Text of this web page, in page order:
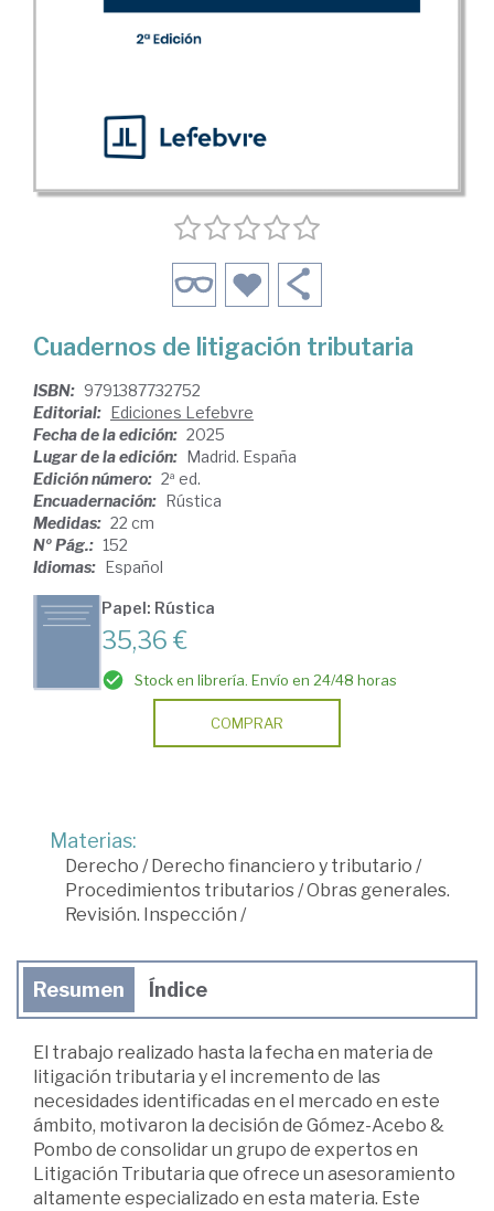
Cuadernos de litigación tributaria
ISBN: 9791387732752
Editorial: Ediciones Lefebvre
Fecha de la edición: 2025
Lugar de la edición: Madrid. España
Edición número: 2ª ed.
Encuadernación: Rústica
Medidas: 22 cm
Nº Pág.: 152
Idiomas: Español
Papel: Rústica
35,36 €
Stock en librería. Envío en 24/48 horas
COMPRAR
Materias:
Derecho /Derecho financiero y tributario /
Procedimientos tributarios/Obras generales.
Revisión. Inspección /
Resumen Índice
El trabajo realizado hasta la fecha en materia de
litigación tributaria y el incremento de las
necesidades identificadas en el mercado en este
ámbito, motivaron la decisión de Gómez-Acebo &
Pombo de consolidar un grupo de expertos en
Litigación Tributaria que ofrece un asesoramiento
altamente especializado en esta materia. Este